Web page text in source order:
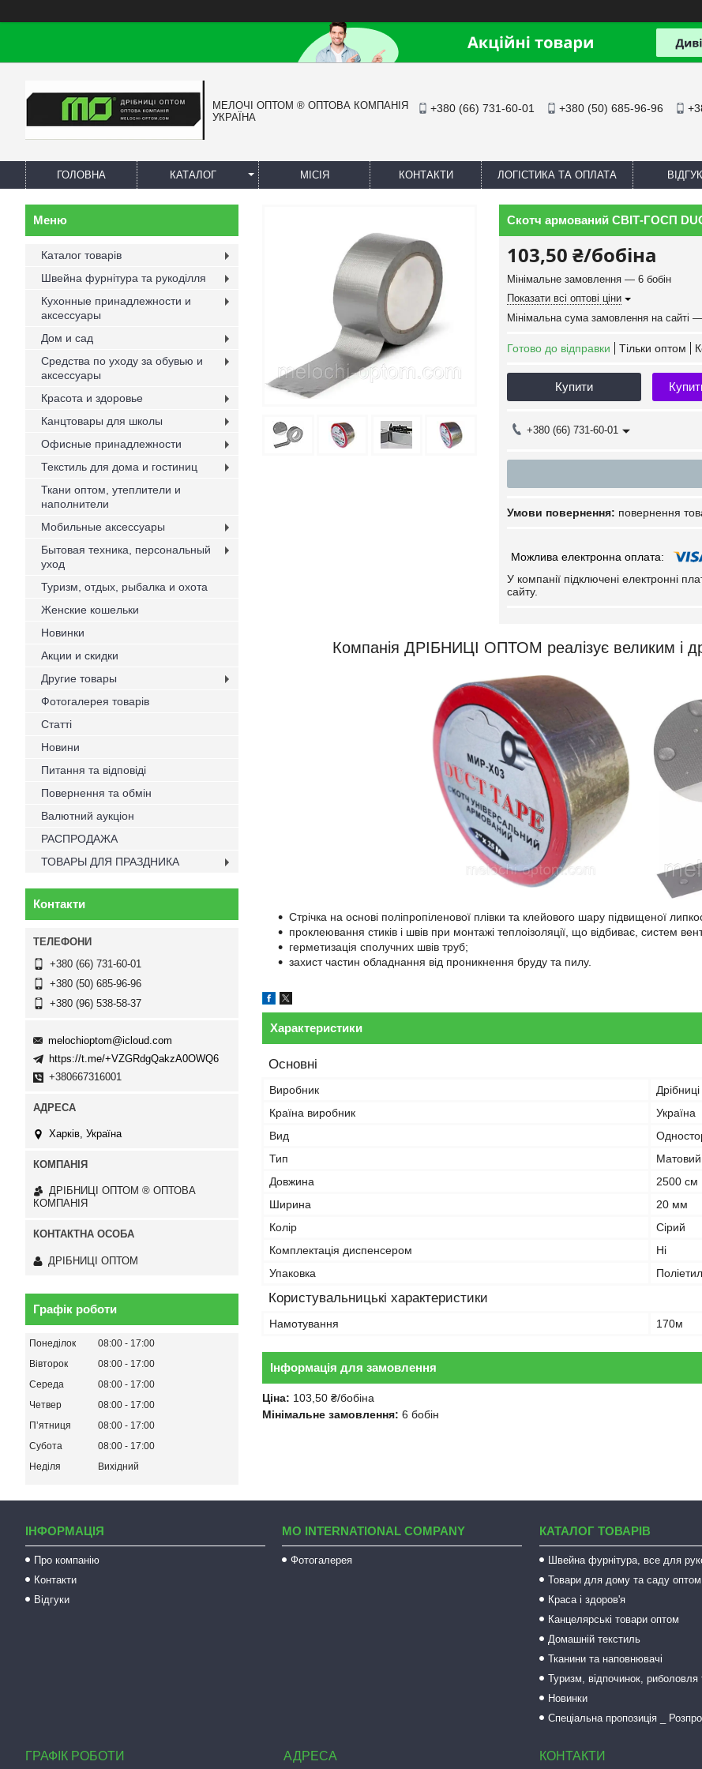
МЕЛОЧІ ОПТОМ ® ОПТОВА КОМПАНІЯ
УКРАЇНА
+380 (66) 731-60-01 +380 (50) 685-96-96
ГОЛОВНА КАТАЛОГ МІСІЯ КОНТАКТИ ЛОГІСТИКА ТА ОПЛАТА
Скотч армований СВІТ-ГОСП
103,50 ₴/бобіна
Мінімальне замовлення — 6 бобін
Показати всі оптові ціни
Мінімальна сума замовлення на сайті
Готово до відправки Тільки оптом
Купити
+380 (66) 731-60-01
повернення
У компанії підключені електронні
сайту.
Компанія ДРІБНИЦІ ОПТОМ реалізує великим і
Стрічка на основі поліпропіленової плівки та клейового шару підвищеної
проклеювання стиків і швів при монтажі теплоізоляції, що відбиває, систем
герметизація сполучних швів труб;
захист частин обладнання від проникнення бруду та пилу.
Характеристики
Основні
Виробник
Країна виробник
Україна
Вид
Тип
Матовий
Довжина
2500 см
Ширина
20 мм
Колір
Сірий
Комплектація диспенсером
Ні
Упаковка
Користувальницькі характеристики
Намотування 170м
Інформація для замовлення
Ціна: 103,50 ₴/бобіна
Мінімальне замовлення: 6 бобін
Каталог товарів
Швейна фурнітура та рукоділля
Кухонные принадлежности и
аксессуары
Дом и сад
Средства по уходу за обувью и
аксессуары
Красота и здоровье
Канцтовары для школы
Офисные принадлежности
Текстиль для дома и гостиниц
Ткани оптом, утеплители и
наполнители
Мобильные аксессуары
Бытовая техника, персональный
уход
Туризм, отдых, рыбалка и охота
Женские кошельки
Новинки
Акции и скидки
Другие товары
Фотогалерея товарів
Статті
Новини
Питання та відповіді
Повернення та обмін
Валютний аукціон
РАСПРОДАЖА
ТОВАРЫ ДЛЯ ПРАЗДНИКА
Контакти
+380 (66) 731-60-01
+380 (50) 685-96-96
+380 (96) 538-58-37
melochioptom@icloud.com
https://t.me/+VZGRdgQakzA0OWQ6
+380667316001
Харків, Україна
ДРІБНИЦІ ОПТОМ ® ОПТОВА
КОМПАНІЯ
ДРІБНИЦІ ОПТОМ
Графік роботи
Понеділок 08:00
17:00
Вівторок
08:00
17:00
Середа
08:00
17:00
Четвер
08:00
17:00
Пʼятниця
08:00
17:00
Субота
08:00
17:00
Неділя
Вихідний
ІНФОРМАЦІЯ
Про компанію
Контакти
Відгуки
MO INTERNATIONAL COMPANY
Фотогалерея
КАТАЛОГ ТОВАРІВ
Швейна фурнітура, все для
Товари для дому та саду оптом
Краса і здоров'я
Канцелярські товари оптом
Домашній текстиль
Тканини та наповнювачі
Туризм, відпочинок,
Новинки
Спеціальна пропозиція _
ГРАФІК РОБОТИ